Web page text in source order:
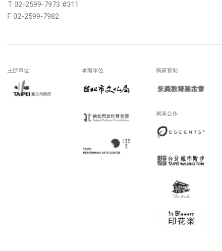
T 02-2599-7973 #311
F 02-2599-7982
主辦單位 承辦單位 獨家贊助
異業合作